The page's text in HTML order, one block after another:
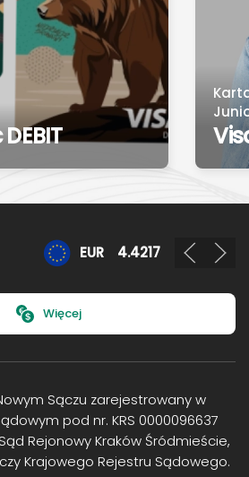
EUR 4.4217
Więcej
Sączu zarejestrowany w
pod nr. KRS 0000096637
Rejonowy Kraków Śródmieście,
Krajowego Rejestru Sądowego.